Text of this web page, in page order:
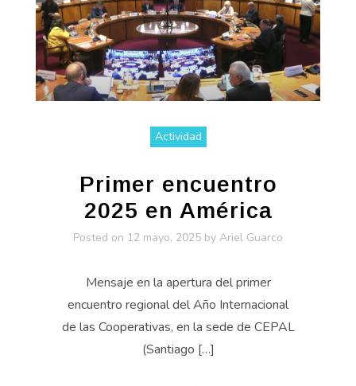
Actividad
Primer encuentro
2025 en América
Posted on 12 mayo, 2025 by Ariel Guarco
Mensaje en la apertura del primer
encuentro regional del Año Internacional
de las Cooperativas, en la sede de CEPAL
(Santiago […]